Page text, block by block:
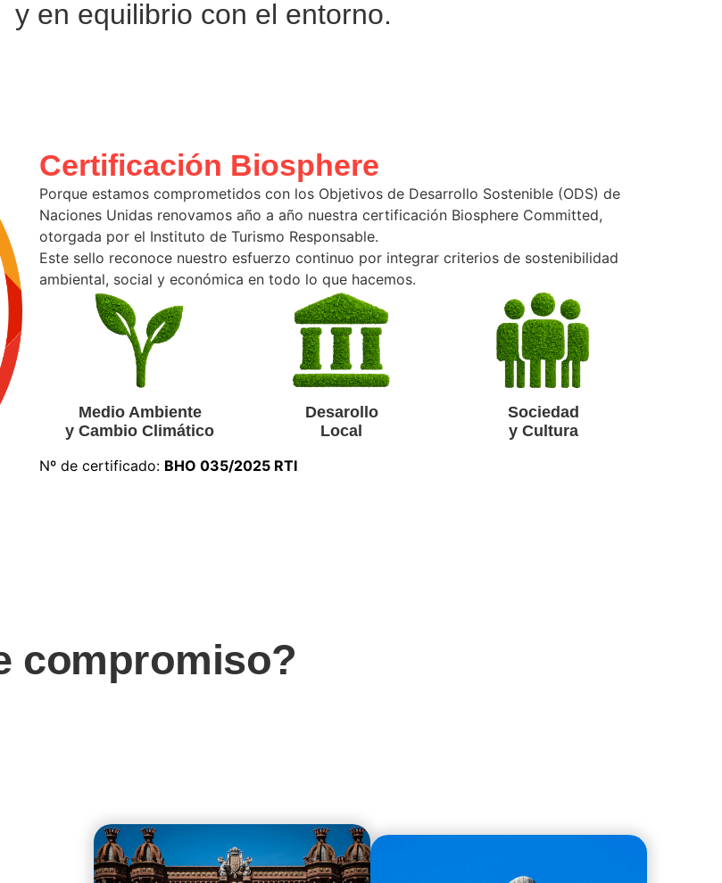
en equilibrio con el entorno.
Certificación Biosphere
Porque estamos comprometidos con los Objetivos de Desarrollo Sostenible (ODS) de
Naciones Unidas renovamos año a año nuestra certificación Biosphere Committed,
otorgada por el Instituto de Turismo Responsable.
Este sello reconoce nuestro esfuerzo continuo por integrar criterios de sostenibilidad
ambiental, social y económica en todo lo que hacemos.
Medio Ambiente
y Cambio Climático
Desarollo
Local
Sociedad
y Cultura
Nº de certificado: BHO 035/2025 RTI
compromiso?